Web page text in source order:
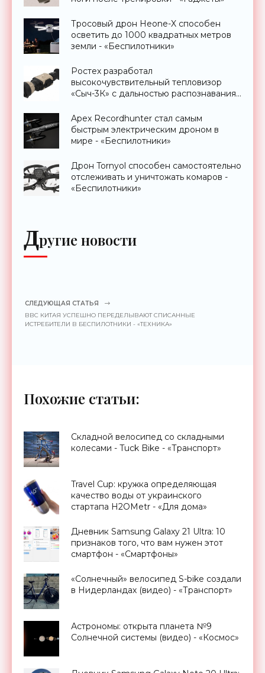
Тросовый дрон Heone-X способен
осветить до 1000 квадратных метров
земли - «Беспилотники»
Ростех разработал
высокочувствительный тепловизор
«Сыч-3К» с дальностью распознавания
Apex Recordhunter стал самым
быстрым электрическим дроном в
мире - «Беспилотники»
Дрон Tornyol способен самостоятельно
отслеживать и уничтожать комаров -
«Беспилотники»
Другие новости
СЛЕДУЮЩАЯ СТАТЬЯ
ВВС КИТАЯ УСПЕШНО ПЕРЕДЕЛЫВАЮТ СПИСАННЫЕ
ИСТРЕБИТЕЛИ В БЕСПИЛОТНИКИ - «ТЕХНИКА»
Похожие статьи:
Складной велосипед со складными
колесами - Tuck Bike - «Транспорт»
Travel Cup: кружка определяющая
качество воды от украинского
стартапа H2OMetr - «Для дома»
Дневник Samsung Galaxy 21 Ultra: 10
признаков того, что вам нужен этот
смартфон - «Смартфоны»
«Солнечный» велосипед S-bike создали
в Нидерландах (видео) - «Транспорт»
Астрономы: открыта планета №9
Солнечной системы (видео) - «Космос»